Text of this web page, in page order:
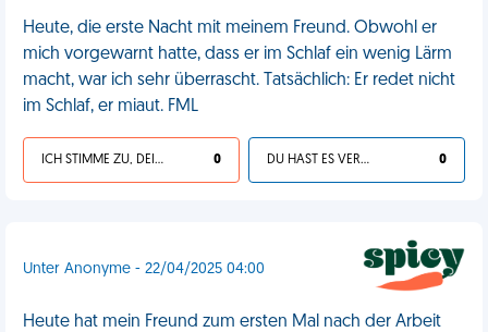
Heute, die erste Nacht mit meinem Freund. Obwohl er
mich vorgewarnt hatte, dass er im Schlaf ein wenig Lärm
macht, war ich sehr überrascht. Tatsächlich: Er redet nicht
im Schlaf, er miaut. FML
ICH STIMME ZU, DEIN LEBEN IST SCHEISSE 0 DU HAST ES VERDIENT 0
Unter Anonyme - 22/04/2025 04:00
Heute hat mein Freund zum ersten Mal nach der Arbeit